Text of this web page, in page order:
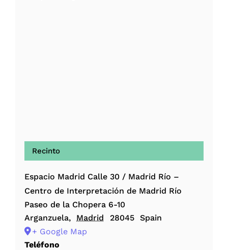
Recinto
Espacio Madrid Calle 30 / Madrid Río –
Centro de Interpretación de Madrid Río
Paseo de la Chopera 6-10
Arganzuela, Madrid 28045 Spain
+ Google Map
Teléfono